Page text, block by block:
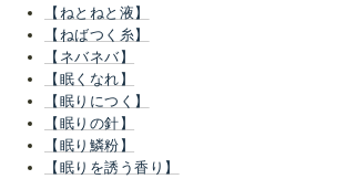
【ねとねと液】
【ねばつく糸】
【ネバネバ】
【眠くなれ】
【眠りにつく】
【眠りの針】
【眠り鱗粉】
【眠りを誘う香り】